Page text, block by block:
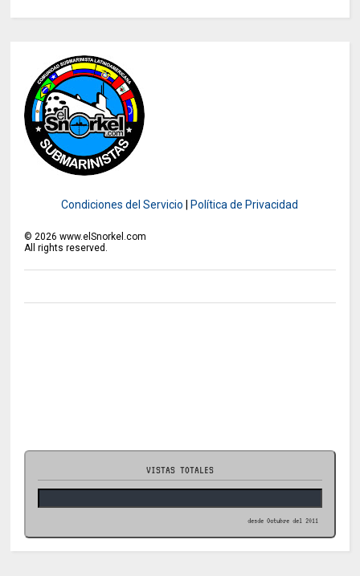
Condiciones del Servicio |Política de Privacidad
© 2026 www.elSnorkel.com
All rights reserved.
VISTAS TOTALES
desde Octubre del 2011